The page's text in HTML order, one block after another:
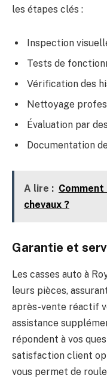
les étapes clés :
Inspection
Tests de
Vérification des
Nettoyage
Évaluation par
Documentation
A lire : Comment
chevaux ?
Garantie et
Les casses auto à
leurs pièces,
après-vente réactif
assistance
répondent à vos
satisfaction client
vous permet de